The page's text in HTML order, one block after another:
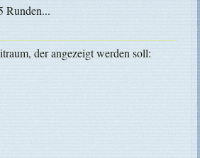
Runden...
der angezeigt werden soll: